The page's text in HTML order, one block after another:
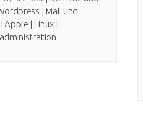
| Mail und
Apple | Linux |